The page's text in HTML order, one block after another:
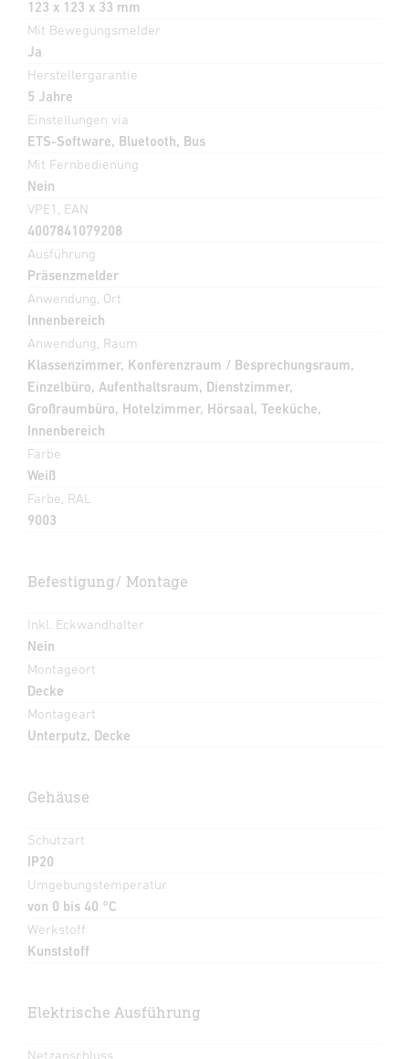
123 x 123 x 33 mm
Mit Bewegungsmelder
Ja
Herstellergarantie
5 Jahre
Einstellungen via
ETS-Software, Bluetooth, Bus
Mit Fernbedienung
Nein
VPE1, EAN
4007841079208
Ausführung
Präsenzmelder
Anwendung, Ort
Innenbereich
Anwendung, Raum
Klassenzimmer, Konferenzraum / Besprechungsraum,
Einzelbüro, Aufenthaltsraum, Dienstzimmer,
Großraumbüro, Hotelzimmer, Hörsaal, Teeküche,
Innenbereich
Farbe
Weiß
Farbe, RAL
9003
Befestigung/ Montage
Inkl. Eckwandhalter
Nein
Montageort
Decke
Montageart
Unterputz, Decke
Gehäuse
Schutzart
IP20
Umgebungstemperatur
von 0 bis 40 °C
Werkstoff
Kunststoff
Elektrische Ausführung
Netzanschluss